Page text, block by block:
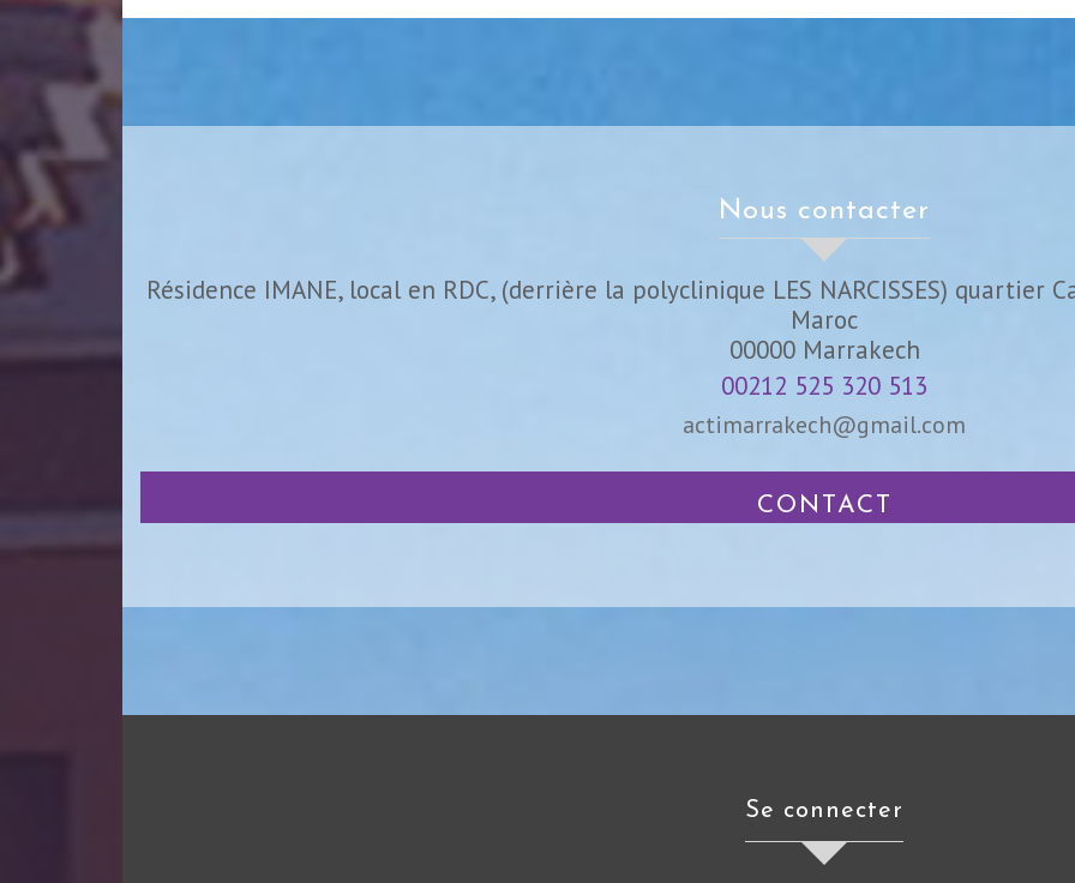
nous contacter
Résidence IMANE, local en RDC, (derrière la polyclinique LES NARCISSES) quartier
Maroc
00000 Marrakech
00212 525 320 513
actimarrakech@gmail.com
CONTACT
se connecter